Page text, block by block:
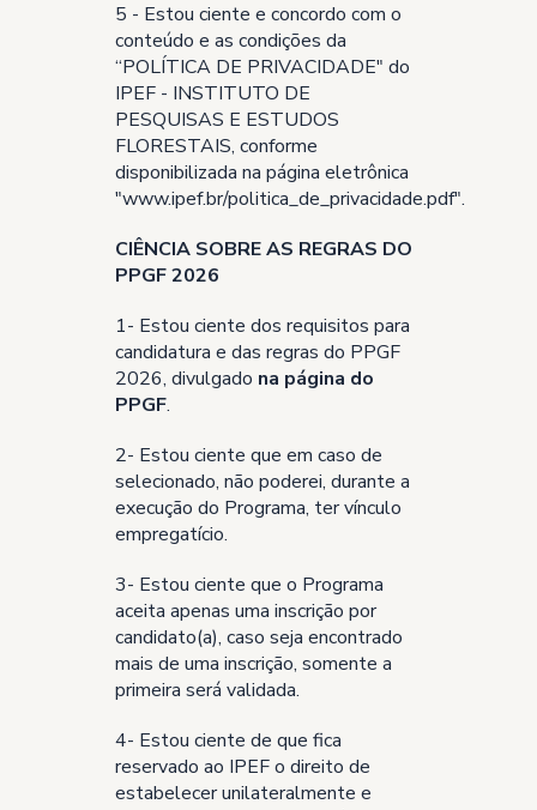
5 - Estou ciente e concordo com o
conteúdo e as condições da
“POLÍTICA DE PRIVACIDADE" do
IPEF - INSTITUTO DE
PESQUISAS E ESTUDOS
FLORESTAIS, conforme
disponibilizada na página eletrônica
"www.ipef.br/politica_de_privacidade.pdf".
CIÊNCIA SOBRE AS REGRAS DO
PPGF 2026
1- Estou ciente dos requisitos para
candidatura e das regras do PPGF
2026, divulgado na página do
PPGF.
2- Estou ciente que em caso de
selecionado, não poderei, durante a
execução do Programa, ter vínculo
empregatício.
3- Estou ciente que o Programa
aceita apenas uma inscrição por
candidato(a), caso seja encontrado
mais de uma inscrição, somente a
primeira será validada.
4- Estou ciente de que fica
reservado ao IPEF o direito de
estabelecer unilateralmente e